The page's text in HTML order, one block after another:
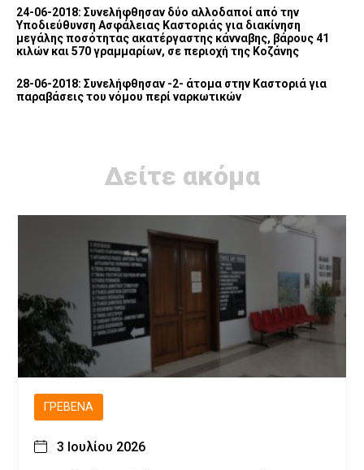
24-06-2018: Συνελήφθησαν δύο αλλοδαποί από την
Υποδιεύθυνση Ασφάλειας Καστοριάς για διακίνηση
μεγάλης ποσότητας ακατέργαστης κάνναβης, βάρους 41
κιλών και 570 γραμμαρίων, σε περιοχή της Κοζάνης
28-06-2018: Συνελήφθησαν -2- άτομα στην Καστοριά για
παραβάσεις του νόμου περί ναρκωτικών
Δείτε ακόμα
ΓΡΕΒΕΝΆ
3 Ιουλίου 2026